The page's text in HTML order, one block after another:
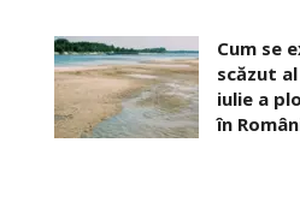
Cum se
scăzut
iulie a
în